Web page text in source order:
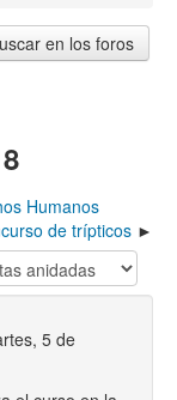
Humanos
de trípticos
5 de